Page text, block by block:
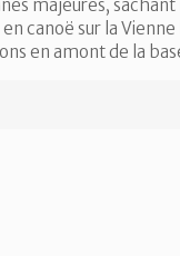
majeures,
canoë sur la
en amont de la